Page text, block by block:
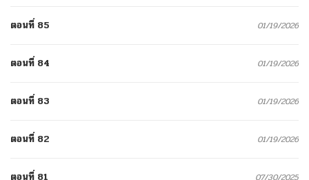
ตอนที่ 85 01/19/2026
ตอนที่ 84 01/19/2026
ตอนที่ 83 01/19/2026
ตอนที่ 82 01/19/2026
ตอนที่ 81 07/30/2025